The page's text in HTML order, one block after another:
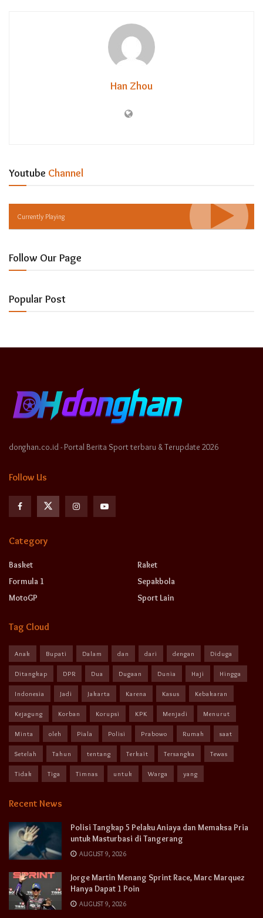
Han Zhou
Youtube Channel
Currently Playing
Follow Our Page
Popular Post
donghan.co.id - Portal Berita Sport terbaru & Terupdate 2026
Follow Us
Category
Basket
Formula 1
MotoGP
Raket
Sepakbola
Sport Lain
Tag Cloud
Anak Bupati Dalam dan dari dengan Diduga
Ditangkap DPR Dua Dugaan Dunia Haji Hingga
Indonesia Jadi Jakarta Karena Kasus Kebakaran
Kejagung Korban Korupsi KPK Menjadi Menurut
Minta oleh Piala Polisi Prabowo Rumah saat
Setelah Tahun tentang Terkait Tersangka Tewas
Tidak Tiga Timnas untuk Warga yang
Recent News
Polisi Tangkap 5 Pelaku Aniaya dan Memaksa Pria
untuk Masturbasi di Tangerang
AUGUST 9, 2026
Jorge Martin Menang Sprint Race, Marc Marquez
Hanya Dapat 1 Poin
AUGUST 9, 2026